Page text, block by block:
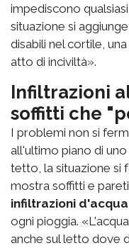
impediscono
situazione si
disabili nel cortile,
atto di inciviltà».
Infiltrazioni
soffitti che
I problemi non si
all'ultimo piano di
tetto, la situazione si
mostra soffitti e
infiltrazioni
ogni pioggia.
anche sul letto dove